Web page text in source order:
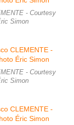
- Courtesy
Simon
- Courtesy
Simon